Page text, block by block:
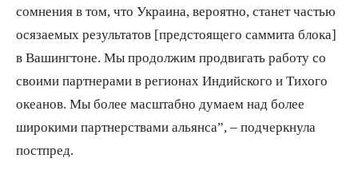
сомнения в том, что Украина, вероятно, станет частью
осязаемых результатов [предстоящего саммита блока]
в Вашингтоне. Мы продолжим продвигать работу со
своими партнерами в регионах Индийского и Тихого
океанов. Мы более масштабно думаем над более
широкими партнерствами альянса”, – подчеркнула
постпред.